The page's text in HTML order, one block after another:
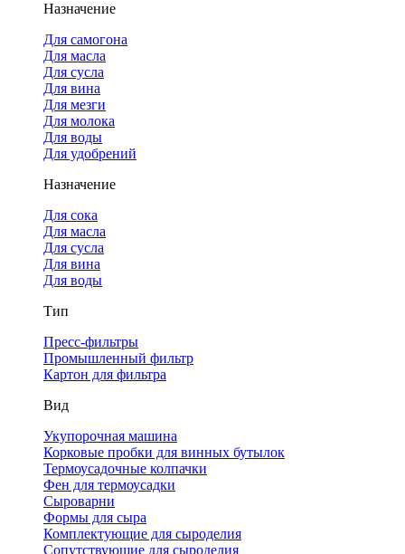
Назначение
Для самогона
Для масла
Для сусла
Для вина
Для мезги
Для молока
Для воды
Для удобрений
Назначение
Для сока
Для масла
Для сусла
Для вина
Для воды
Тип
Пресс-фильтры
Промышленный фильтр
Картон для фильтра
Вид
Укупорочная машина
Корковые пробки для винных бутылок
Термоусадочные колпачки
Фен для термоусадки
Сыроварни
Формы для сыра
Комплектующие для сыроделия
Сопутствующие для сыроделия